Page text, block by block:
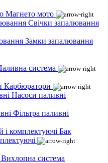
Магнето мото
Свічки запалювання
Замки запалювання
система
Карбюратори
Насоси паливні
Фільтра паливні
Бак
Вихлопна система